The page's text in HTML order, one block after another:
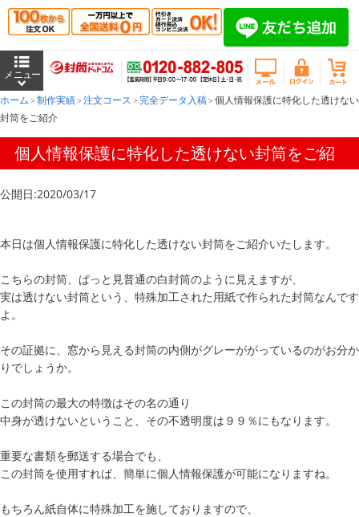
ホーム 制作実績 注文コース 完全データ入稿
個人情報保護に特化した透けない
封筒をご紹介
個人情報保護に特化した透けない封筒をご紹
介
公開日:2020/03/17
本日は個人情報保護に特化した透けない封筒をご紹介いたします。
こちらの封筒、ぱっと見普通の白封筒のように見えますが、
実は透けない封筒という、特殊加工された用紙で作られた封筒なんです
よ。
その証拠に、窓から見える封筒の内側がグレーががっているのがお分か
りでしょうか。
この封筒の最大の特徴はその名の通り
中身が透けないということ、その不透明度は９９％にもなります。
重要な書類を郵送する場合でも、
この封筒を使用すれば、簡単に個人情報保護が可能になりますね。
もちろん紙自体に特殊加工を施しておりますので、